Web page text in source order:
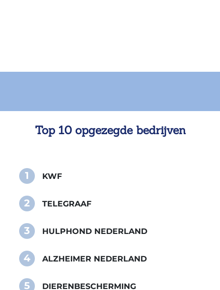
Top 10 opgezegde bedrijven
1 KWF
2 TELEGRAAF
3 HULPHOND NEDERLAND
4 ALZHEIMER NEDERLAND
5 DIERENBESCHERMING